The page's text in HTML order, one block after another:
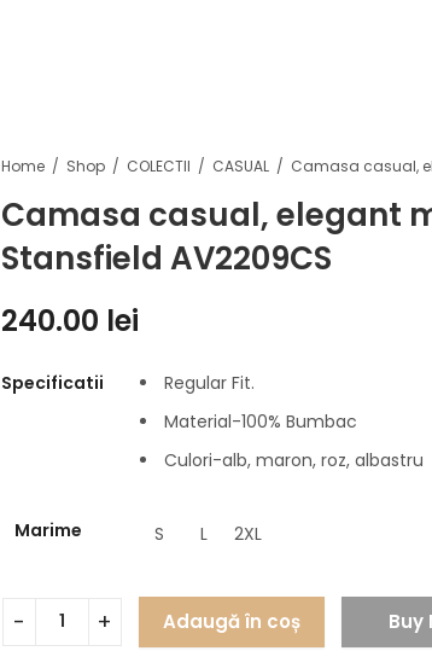
Home Shop COLECTII CASUAL
Camasa casual, elegant
Stansfield AV2209CS
240.00 lei
Specificatii
Regular Fit.
Material-100% Bumbac
Culori-alb, maron, roz, albastru
Marime S L 2XL
Adaugă în coș Buy